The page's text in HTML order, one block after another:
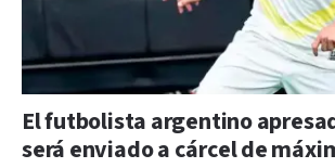
El futbolista argentino
será enviado a cárcel de